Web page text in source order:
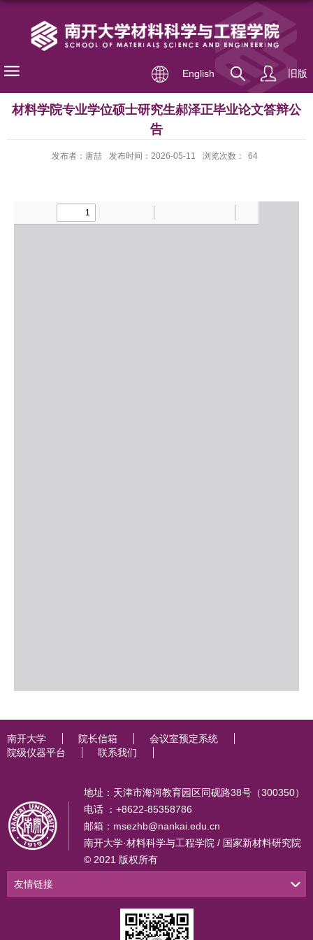
English 旧版
材料学院专业学位硕士研究生郝泽正毕业论文答辩公
告
发布者：唐喆 发布时间：2026-05-11 浏览次数： 64
南开大学 院长信箱
会议室预定系统
院级仪器平台
联系我们
地址：天津市海河教育园区同砚路38号（300350）
电话 ：+8622-85358786
邮箱：msezhb@nankai.edu.cn
南开大学·材料科学与工程学院 / 国家新材料研究院
© 2021 版权所有
友情链接